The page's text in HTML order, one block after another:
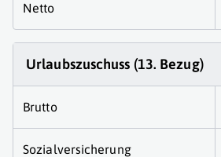
Netto
Urlaubszuschuss (13. Bezug)
Brutto
Sozialversicherung